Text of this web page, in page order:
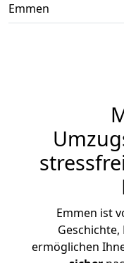
Emmen
Emmen ist
ermöglichen